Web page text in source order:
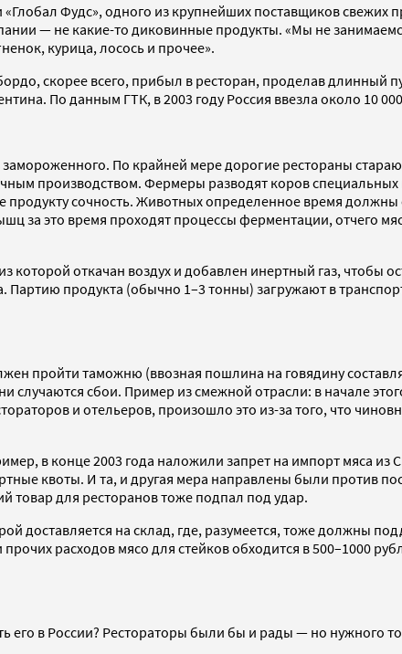
Фудс», одного из крупнейших поставщиков свежих
— не какие-то диковинные продукты. «Мы не
курица, лосось и прочее».
скорее всего, прибыл в ресторан, проделав длинный
По данным ГТК, в 2003 году Россия ввезла около 10
По крайней мере дорогие рестораны
производством. Фермеры разводят коров
сочность. Животных определенное время должны
за это время проходят процессы ферментации, отчего
которой откачан воздух и добавлен инертный газ, чтобы
Партию продукта (обычно 1–3 тонны) загружают в
пройти таможню (ввозная пошлина на говядину
случаются сбои. Пример из смежной отрасли: в начале
и отельеров, произошло это из-за того, что
в конце 2003 года наложили запрет на импорт мяса
квоты. И та, и другая мера направлены были против
товар для ресторанов тоже подпал под удар.
доставляется на склад, где, разумеется, тоже должны
расходов мясо для стейков обходится в 500–1000
его в России? Рестораторы были бы и рады — но нужного